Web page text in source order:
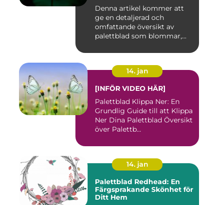
trädgårdsentusiaster runt
om i världen
Denna artikel kommer att
ge en detaljerad och
omfattande översikt av
palettblad som blommar,
14. jan
[INFÖR VIDEO HÄR]
Palettblad Klippa Ner: En
Grundlig Guide till att Klippa
Ner Dina Palettblad Översikt
över Palettb...
14. jan
Palettblad Redhead: En
Färgsprakande Skönhet för
Ditt Hem